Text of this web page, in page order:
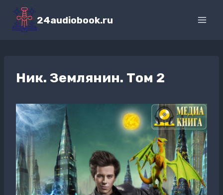
Перейти
содержимому
24audiobook.ru
Ник. Землянин. Том 2